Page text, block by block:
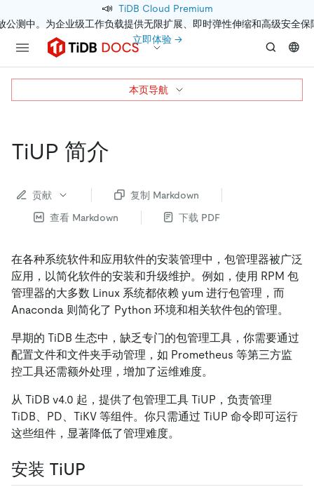
📣 TiDB Cloud Premium
公测中。为企业级工作负载提供无限扩展、即时弹性伸缩和高级安全保
立即体验 →
TiUP 简介
贡献
复制 Markdown
查看 Markdown
下载 PDF
在各种系统软件和应用软件的安装管理中，包管理器被广泛
应用，以简化软件的安装和升级维护。例如，使用 RPM 包
管理器的大多数 Linux 系统都依赖 yum 进行包管理，而
Anaconda 则简化了 Python 环境和相关软件包的管理。
早期的 TiDB 生态中，缺乏专门的包管理工具，你需要通过
配置文件和文件夹手动管理，如 Prometheus 等第三方监
控工具还需额外处理，增加了运维难度。
从 TiDB v4.0 起，提供了包管理工具 TiUP，负责管理
TiDB、PD、TiKV 等组件。你只需通过 TiUP 命令即可运行
这些组件，显著降低了管理难度。
安装 TiUP
本页导航